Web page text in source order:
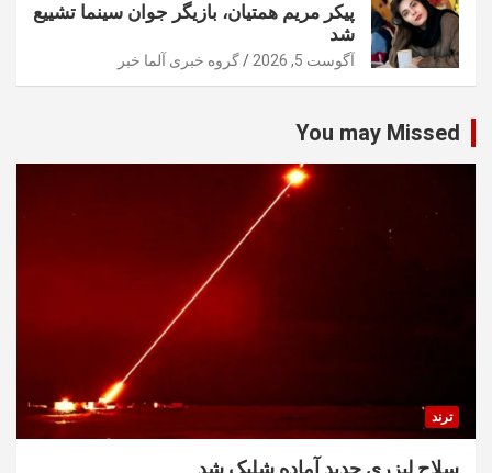
پیکر مریم همتیان، بازیگر جوان سینما تشییع
شد
آگوست 5, 2026 گروه خبری آلما خبر
You may Missed
ترند
سلاح لیزری جدید آماده شلیک شد